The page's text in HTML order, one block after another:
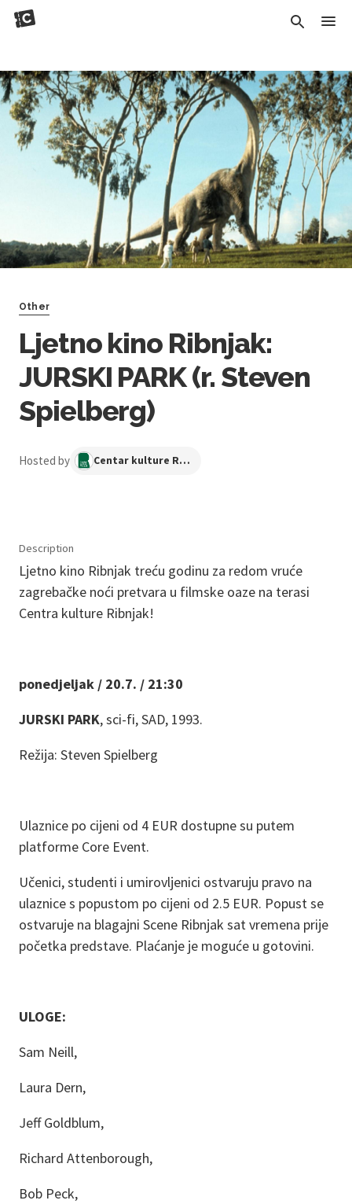
Other
Ljetno kino Ribnjak:
JURSKI PARK (r. Steven
Spielberg)
Hosted by Centar kulture Ribnjak
Description
Ljetno kino Ribnjak treću godinu za redom vruće
zagrebačke noći pretvara u filmske oaze na terasi
Centra kulture Ribnjak!
ponedjeljak / 20.7. / 21:30
JURSKI PARK, sci-fi, SAD, 1993.
Režija: Steven Spielberg
Ulaznice po cijeni od 4 EUR dostupne su putem
platforme Core Event.
Učenici, studenti i umirovljenici ostvaruju pravo na
ulaznice s popustom po cijeni od 2.5 EUR. Popust se
ostvaruje na blagajni Scene Ribnjak sat vremena prije
početka predstave. Plaćanje je moguće u gotovini.
ULOGE:
Sam Neill,
Laura Dern,
Jeff Goldblum,
Richard Attenborough,
Bob Peck,